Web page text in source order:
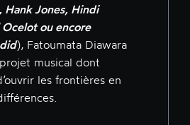
Hank Jones, Hindi
ou encore
), Fatoumata Diawara
musical dont
les frontières en